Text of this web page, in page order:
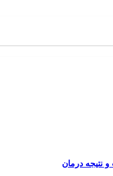
نتیجه درمان